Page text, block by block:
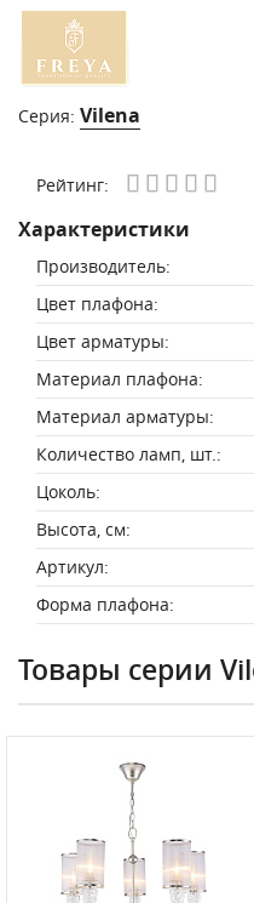
Серия: Vilena
Рейтинг:
Характеристики
Производитель:
Цвет плафона:
Цвет арматуры:
Материал плафона:
Материал арматуры:
Количество ламп, шт.:
Цоколь:
Высота, см:
Артикул:
Форма плафона:
Товары серии